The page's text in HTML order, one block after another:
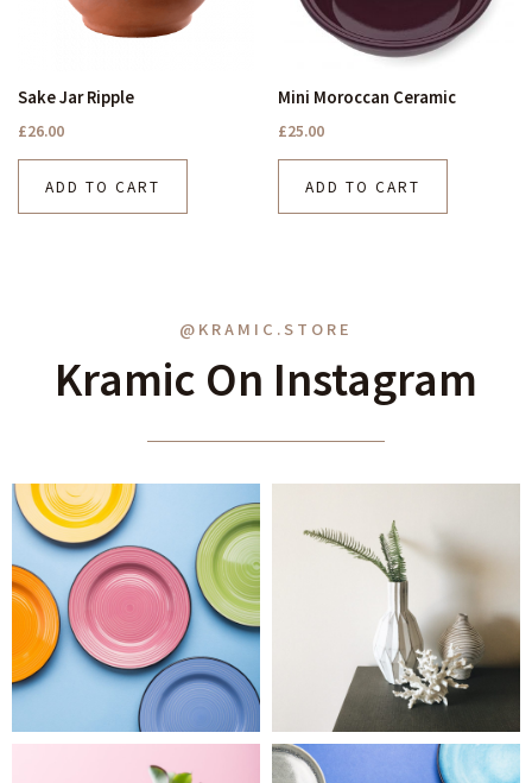
Sake Jar Ripple
£26.00
ADD TO CART
Mini Moroccan Ceramic
£25.00
ADD TO CART
@KRAMIC.STORE
Kramic On Instagram